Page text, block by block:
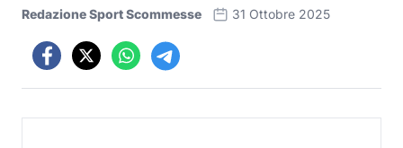
Redazione Sport Scommesse 31 Ottobre 2025